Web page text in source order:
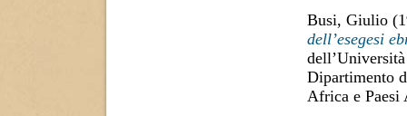
Busi, Giulio
dell’esegesi
Dipartimento
Africa e Paesi